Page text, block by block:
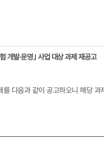
개발·운영｣ 사업 대상 과제 재공고
다음과 같이 공고하오니 해당